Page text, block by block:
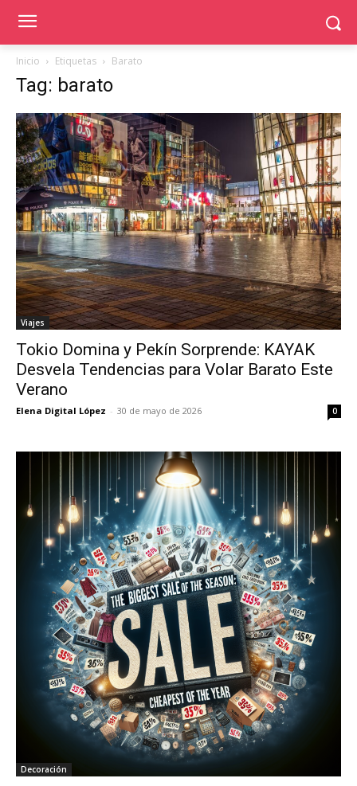
Inicio Etiquetas Barato
Tag: barato
Viajes
Tokio Domina y Pekín Sorprende: KAYAK
Desvela Tendencias para Volar Barato Este
Verano
Elena Digital López - 30 de mayo de 2026 0
Decoración